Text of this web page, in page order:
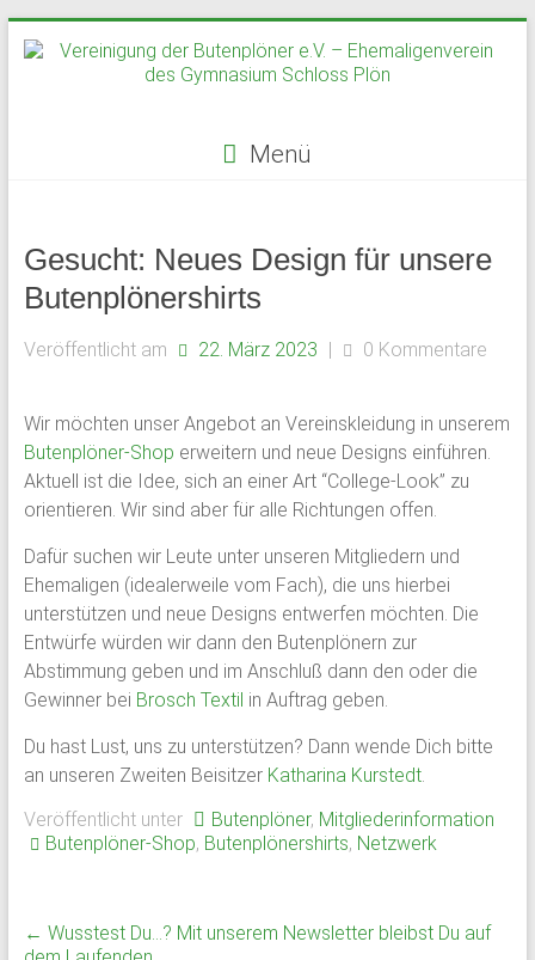
Inhalt
der
Butenplöner
e.V.
Ehemaligenverein
des
Gymnasium
Schloss
Plön
1951
von
Schülern
des
Plöner
Internats
sie
den
Menü
Gesucht: Neues Design für unsere
Butenplönershirts
Veröffentlicht am 22. März 2023 | 0 Kommentare
Wir möchten unser Angebot an Vereinskleidung in unserem
Butenplöner-Shop erweitern und neue Designs einführen.
Aktuell ist die Idee, sich an einer Art “College-Look” zu
orientieren. Wir sind aber für alle Richtungen offen.
Dafür suchen wir Leute unter unseren Mitgliedern und
Ehemaligen (idealerweile vom Fach), die uns hierbei
unterstützen und neue Designs entwerfen möchten. Die
Entwürfe würden wir dann den Butenplönern zur
Abstimmung geben und im Anschluß dann den oder die
Gewinner bei Brosch Textil in Auftrag geben.
Du hast Lust, uns zu unterstützen? Dann wende Dich bitte
an unseren Zweiten Beisitzer Katharina Kurstedt.
Veröffentlicht unter
Butenplöner, Mitgliederinformation
Butenplöner-Shop, Butenplönershirts, Netzwerk
← Wusstest Du…? Mit unserem Newsletter bleibst Du auf